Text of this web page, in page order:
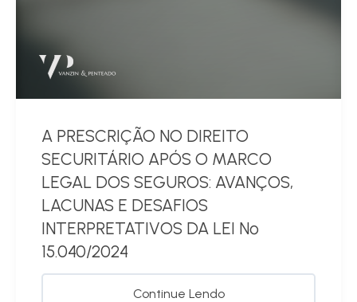
A PRESCRIÇÃO NO DIREITO
SECURITÁRIO APÓS O MARCO
LEGAL DOS SEGUROS: AVANÇOS,
LACUNAS E DESAFIOS
INTERPRETATIVOS DA LEI Nº
15.040/2024
Continue Lendo